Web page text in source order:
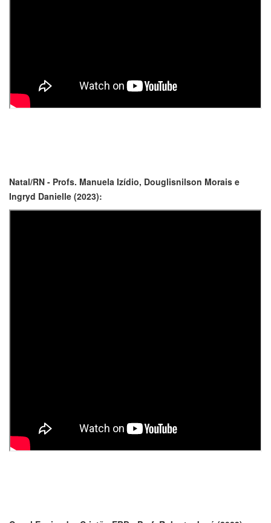
Natal/RN - Profs. Manuela Izídio, Douglisnilson Morais e
Ingryd Danielle (2023):